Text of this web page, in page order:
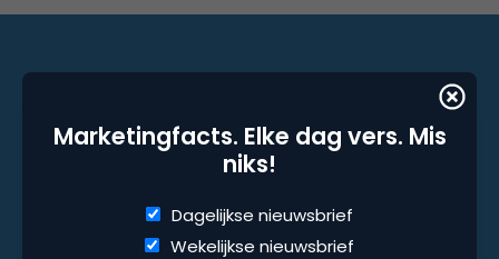
Marketingfacts. Elke dag vers. Mis
niks!
Dagelijkse nieuwsbrief
Wekelijkse nieuwsbrief
Marketingfacts. Elke dag vers. Mis niks!
Dagelijkse nieuwsbrief